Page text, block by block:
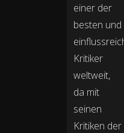
einer der
besten und
Kritiker
weltweit,
da mit
seinen
Kritiken der